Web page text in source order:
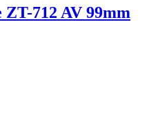
712 AV 99mm